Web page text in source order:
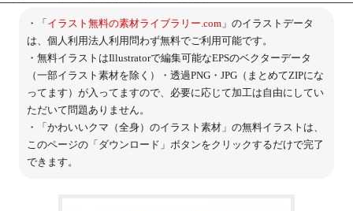
・「イラスト無料の素材ライブラリー.com」のイラストデータ
は、個人利用法人利用問わず無料でご利用可能です。
・無料イラストはIllustratorで編集可能なEPSのベクターデータ
（一部イラスト素材を除く）・透過PNG・JPG（まとめてZIPにな
ってます）が入ってますので、必要に応じて加工は自由にしてい
ただいて問題ありません。
・「かわいいクマ（全身）のイラスト素材」の無料イラストは、
このページの「ダウンロード」ボタンをクリックするだけで完了
できます。